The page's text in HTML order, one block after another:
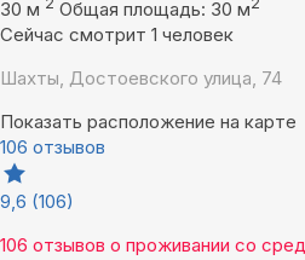
30 м Общая площадь: 30 м
Сейчас смотрит 1 человек
Шахты, Достоевского улица, 74
Показать расположение на карте
106 отзывов
9,6 (106)
106 отзывов о проживании со